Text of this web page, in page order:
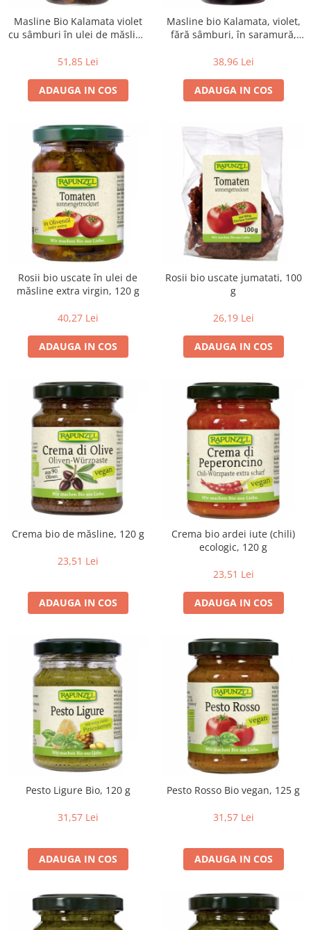
Masline Bio Kalamata violet
cu sâmburi în ulei de măsline
51,85 Lei
ADAUGA IN COS
Masline bio Kalamata, violet,
fără sâmburi, în saramură,
38,96 Lei
ADAUGA IN COS
Rosii bio uscate în ulei de
măsline extra virgin, 120 g
40,27 Lei
ADAUGA IN COS
Rosii bio uscate jumatati, 100
g
26,19 Lei
ADAUGA IN COS
Crema bio de măsline, 120 g
23,51 Lei
ADAUGA IN COS
Crema bio ardei iute (chili)
ecologic, 120 g
23,51 Lei
ADAUGA IN COS
Pesto Ligure Bio, 120 g
31,57 Lei
ADAUGA IN COS
Pesto Rosso Bio vegan, 125 g
31,57 Lei
ADAUGA IN COS